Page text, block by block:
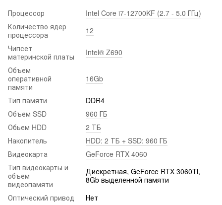
Процессор
Intel Core i7-12700KF (2.7 - 5.0 ГГц)
Количество ядер
процессора
12
Чипсет
материнской платы
Intel® Z690
Объем
оперативной
памяти
16Gb
Тип памяти
DDR4
Объем SSD
960 ГБ
Обьем HDD
2 ТБ
Накопитель
HDD: 2 ТБ + SSD: 960 ГБ
Видеокарта
GeForce RTX 4060
Тип видеокарты и
объем
видеопамяти
Дискретная, GeForce RTX 3060Ti,
8Gb выделенной памяти
Оптический привод
Нет